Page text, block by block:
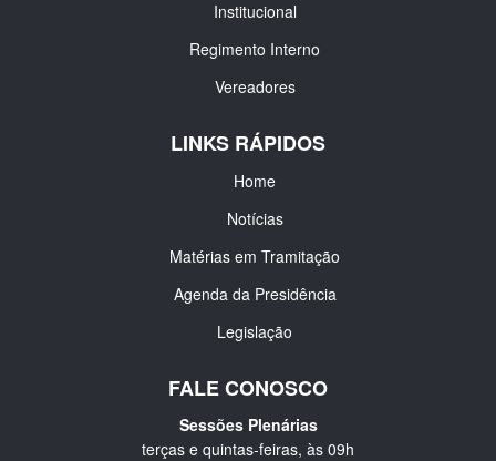
Institucional
Regimento Interno
Vereadores
LINKS RÁPIDOS
Home
Notícias
Matérias em Tramitação
Agenda da Presidência
Legislação
FALE CONOSCO
Sessões Plenárias
terças e quintas-feiras, às 09h